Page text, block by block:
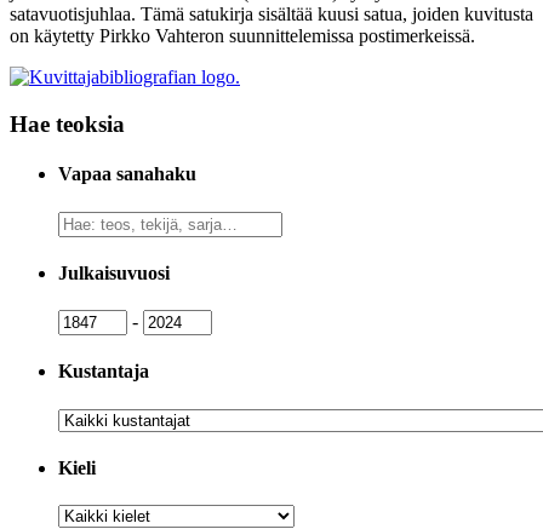
satavuotisjuhlaa. Tämä satukirja sisältää kuusi satua, joiden kuvitusta
on käytetty Pirkko Vahteron suunnittelemissa postimerkeissä.
Hae teoksia
Vapaa sanahaku
Vapaa
sanahaku
Julkaisuvuosi
Julkaisuvuosi
- Julkaisuvuosi
Kustantaja
Kustantaja
Kieli
Kieli